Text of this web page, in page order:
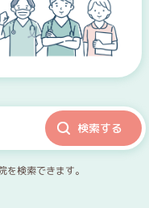
検索できます。